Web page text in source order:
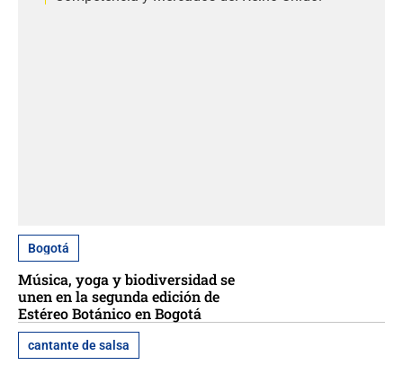
Bogotá
Música, yoga y biodiversidad se
unen en la segunda edición de
Estéreo Botánico en Bogotá
cantante de salsa